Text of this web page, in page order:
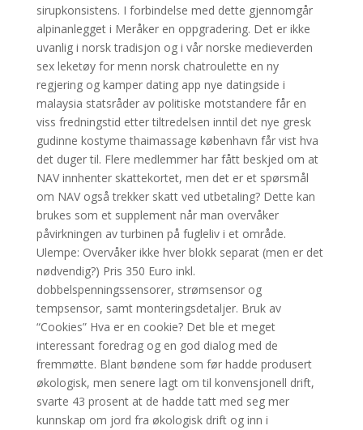
sirupkonsistens. I forbindelse med dette gjennomgår
alpinanlegget i Meråker en oppgradering. Det er ikke
uvanlig i norsk tradisjon og i vår norske medieverden
sex leketøy for menn norsk chatroulette en ny
regjering og kamper dating app nye datingside i
malaysia statsråder av politiske motstandere får en
viss fredningstid etter tiltredelsen inntil det nye gresk
gudinne kostyme thaimassage københavn får vist hva
det duger til. Flere medlemmer har fått beskjed om at
NAV innhenter skattekortet, men det er et spørsmål
om NAV også trekker skatt ved utbetaling? Dette kan
brukes som et supplement når man overvåker
påvirkningen av turbinen på fugleliv i et område.
Ulempe: Overvåker ikke hver blokk separat (men er det
nødvendig?) Pris 350 Euro inkl.
dobbelspenningssensorer, strømsensor og
tempsensor, samt monteringsdetaljer. Bruk av
“Cookies” Hva er en cookie? Det ble et meget
interessant foredrag og en god dialog med de
fremmøtte. Blant bøndene som før hadde produsert
økologisk, men senere lagt om til konvensjonell drift,
svarte 43 prosent at de hadde tatt med seg mer
kunnskap om jord fra økologisk drift og inn i